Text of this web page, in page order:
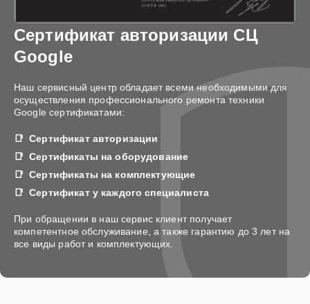
Сертификат авторизации СЦ
Google
Наш сервисный центр обладает всеми необходимыми для
осуществления профессионального ремонта техники
Google сертификатами:
Сертификат авторизации
Сертификаты на оборудование
Сертификаты на комплектующие
Сертификат у каждого специалиста
При обращении в наш сервис клиент получает
компетентное обслуживание, а также гарантию до 3 лет на
все виды работ и комплектующих.